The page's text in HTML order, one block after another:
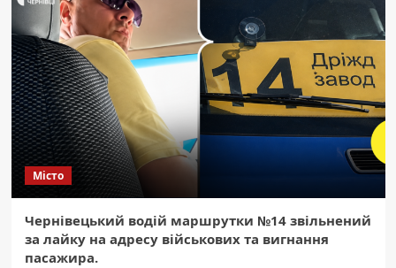
Місто
Чернівецький водій маршрутки №14 звільнений
за лайку на адресу військових та вигнання
пасажира.